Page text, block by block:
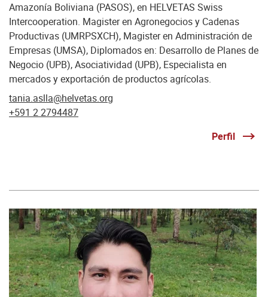
Amazonía Boliviana (PASOS), en HELVETAS Swiss
Intercooperation. Magister en Agronegocios y Cadenas
Productivas (UMRPSXCH), Magister en Administración de
Empresas (UMSA), Diplomados en: Desarrollo de Planes de
Negocio (UPB), Asociatividad (UPB), Especialista en
mercados y exportación de productos agrícolas.
tania.aslla@helvetas.org
+591 2 2794487
Perfil